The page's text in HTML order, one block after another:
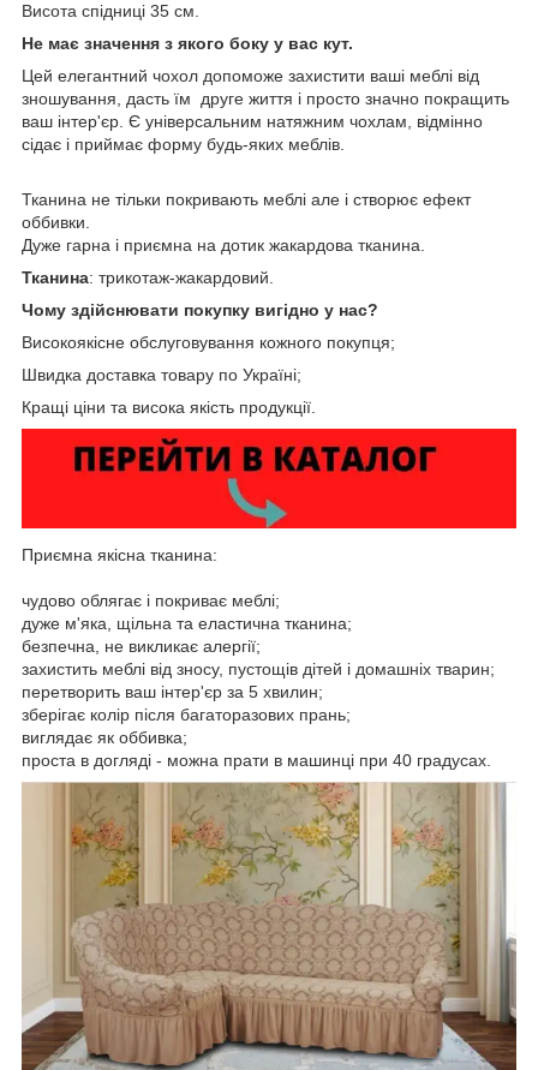
Висота спідниці 35 см.
Не має значення з якого боку у вас кут.
Цей елегантний чохол допоможе захистити ваші меблі від
зношування, дасть їм друге життя і просто значно покращить
ваш інтер'єр. Є універсальним натяжним чохлам, відмінно
сідає і приймає форму будь-яких меблів.
Тканина не тільки покривають меблі але і створює ефект
оббивки.
Дуже гарна і приємна на дотик жакардова тканина.
Тканина: трикотаж-жакардовий.
Чому здійснювати покупку вигідно у нас?
Високоякісне обслуговування кожного покупця;
Швидка доставка товару по Україні;
Кращі ціни та висока якість продукції.
Приємна якісна тканина:
чудово облягає і покриває меблі;
дуже м'яка, щільна та еластична тканина;
безпечна, не викликає алергії;
захистить меблі від зносу, пустощів дітей і домашніх тварин;
перетворить ваш інтер'єр за 5 хвилин;
зберігає колір після багаторазових прань;
виглядає як оббивка;
проста в догляді - можна прати в машинці при 40 градусах.